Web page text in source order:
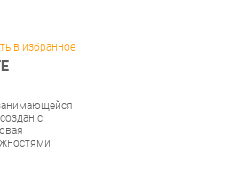
в избранное
с